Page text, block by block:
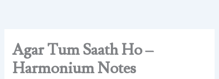
Agar Tum Saath Ho –
Harmonium Notes